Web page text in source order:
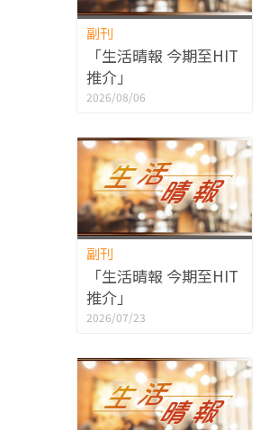
副刊
「生活晴報 今期至HIT
推介」
2026/08/06
副刊
「生活晴報 今期至HIT
推介」
2026/07/23